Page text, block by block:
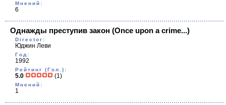
Мнений:
6
Однажды преступив закон (Once upon a crime...)
Director:
Юджин Леви
Год:
1992
Рейтинг (Гол.):
5.0 (1)
Мнений:
1